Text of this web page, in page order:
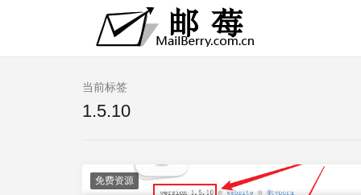
当前标签
1.5.10
免费资源